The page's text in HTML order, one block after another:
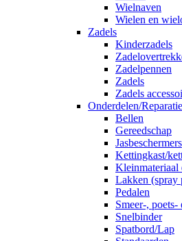
Wielnaven
Wielen en
Zadels
Kinderzadels
Zadelpennen
Zadels
Zadels
Onderdelen/Reparatie
Bellen
Gereedschap
Jasbeschermers
Kettingkast/
Kleinmateriaal
Lakken (spray
Pedalen
Smeer-,
Snelbinder
Spatbord/Lap